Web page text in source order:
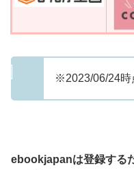
※2023/06/24時
ebookjapanは登録する